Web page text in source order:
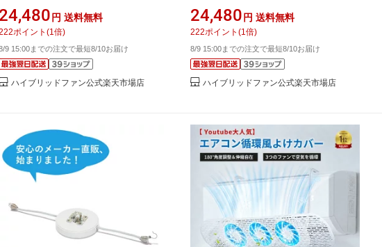
ック）2024年最新版 ／ 業務用エアコ
ンの直撃風対策
24,480 円 送料無料
ポイント (1倍)
9 15:00までの注文で最短8/10お届け
ハイブリッドファン公式楽天市場店
クリアー）2024年最新版 ／ 業務用エ
アコンの直撃風対策
24,480 円 送料無料
222ポイント (1倍)
8/9 15:00までの注文で最短8/10お届け
ハイブリッドファン公式楽天市場店